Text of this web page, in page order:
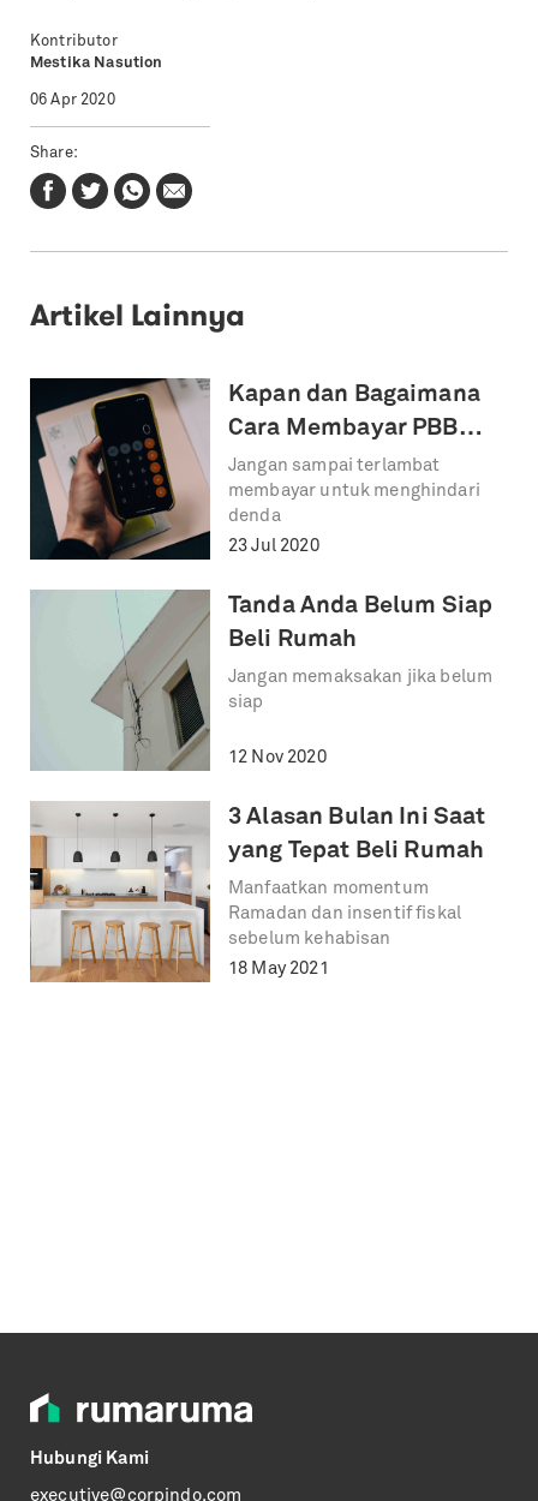
Kontributor
Mestika Nasution
06 Apr 2020
Share:
Artikel Lainnya
Kapan dan Bagaimana
Cara Membayar PBB
Rumah?
Jangan sampai terlambat
membayar untuk menghindari
denda
23 Jul 2020
Tanda Anda Belum Siap
Beli Rumah
Jangan memaksakan jika belum
siap
12 Nov 2020
3 Alasan Bulan Ini Saat
yang Tepat Beli Rumah
Manfaatkan momentum
Ramadan dan insentif fiskal
sebelum kehabisan
18 May 2021
Hubungi Kami
executive@corpindo.com